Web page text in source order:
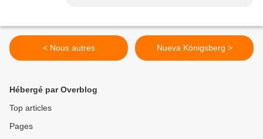
< Nous autres Nueva Königsberg >
Hébergé par Overblog
Top articles
Pages